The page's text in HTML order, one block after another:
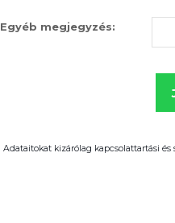
Egyéb megjegyzés:
Adataitokat kizárólag kapcsolattartási